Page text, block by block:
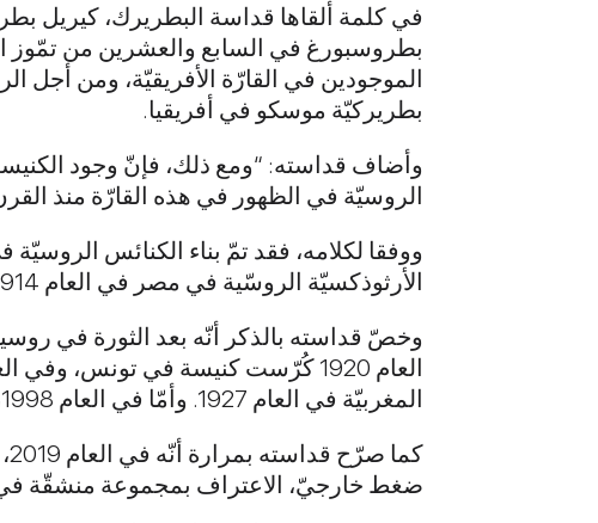
في كلمة ألقاها قداسة البطريرك، كيريل
بطروسبورغ في السابع والعشرين من تمّوز
الموجودين في القارّة الأفريقيّة، ومن أجل
بطريركيّة موسكو في أفريقيا.
وأضاف قداسته: “ومع ذلك، فإنّ وجود
الروسيّة في الظهور في هذه القارّة منذ
الأرثوذكسيّة الروسّية في مصر في العام 1914.
وخصّ قداسته بالذكر أنّه بعد الثورة في
المغربيّة في العام 1927. وأمّا في العام 1998، فقد أتيحت لي الفرصة لتكريس أوّل كنيسة روسيّة في جمهوريّة جنوب أفريقيا.
ضغط خارجيّ، الاعتراف بمجموعة منشقّة في